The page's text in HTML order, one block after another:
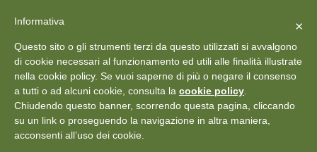
+39 011 18867102 info@aceper.it Statuto
Aceper
Vedi: Protezione dei dati personali ×
Informativa
Questo sito o gli strumenti terzi da questo utilizzati si avvalgono
di cookie necessari al funzionamento ed utili alle finalità illustrate
nella cookie policy. Se vuoi saperne di più o negare il consenso
a tutti o ad alcuni cookie, consulta la cookie policy
Chiudendo questo banner, scorrendo questa pagina, cliccando
su un link o proseguendo la navigazione in altra maniera,
acconsenti all’uso dei cookie.